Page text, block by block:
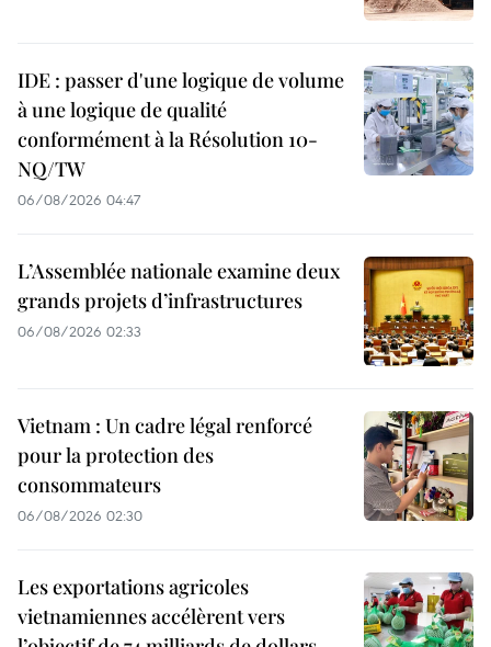
de
3,3
milliards
d'exportations
en
hausse
Selon
le
de
l’Industrie
plus
de
3,3
milliards
vietnamiennes,
en
hausse
3,4%.
Selon
ministère
de
IDE : passer d'une logique de volume
à une logique de qualité
conformément à la Résolution 10-
NQ/TW
06/08/2026 04:47
L’Assemblée nationale examine deux
grands projets d’infrastructures
06/08/2026 02:33
Vietnam : Un cadre légal renforcé
pour la protection des
consommateurs
06/08/2026 02:30
Les exportations agricoles
vietnamiennes accélèrent vers